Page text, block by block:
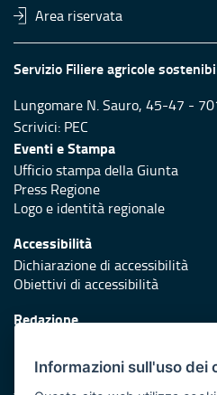
Area riservata
Servizio Filiere agricole
Lungomare N. Sauro, 45-47 -
Scrivici: PEC
Eventi e Stampa
Ufficio stampa della Giunta
Press Regione
Logo e identità regionale
Accessibilità
Dichiarazione di accessibilità
Obiettivi di accessibilità
Redazione
Protezione civile
Informazioni sull'uso dei